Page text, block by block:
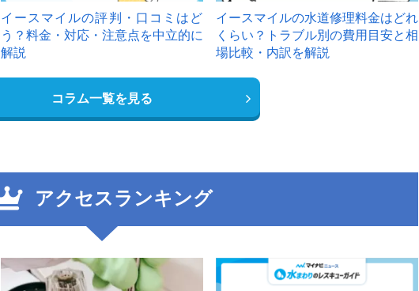
イースマイルの評判・口コミはど
う？料金・対応・注意点を中立的に
解説
イースマイルの水道修理料金はどれ
くらい？トラブル別の費用目安と相
場比較・内訳を解説
コラム一覧を見る
アクセスランキング
2